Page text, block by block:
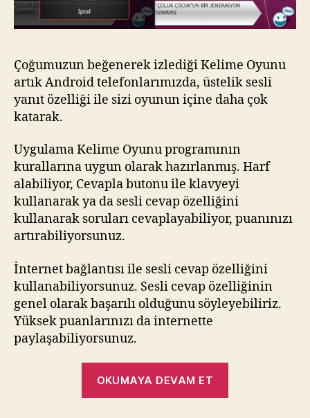
Çoğumuzun beğenerek izlediği Kelime Oyunu
artık Android telefonlarımızda, üstelik sesli
yanıt özelliği ile sizi oyunun içine daha çok
katarak.
Uygulama Kelime Oyunu programının
kurallarına uygun olarak hazırlanmış. Harf
alabiliyor, Cevapla butonu ile klavyeyi
kullanarak ya da sesli cevap özelliğini
kullanarak soruları cevaplayabiliyor, puanınızı
artırabiliyorsunuz.
İnternet bağlantısı ile sesli cevap özelliğini
kullanabiliyorsunuz. Sesli cevap özelliğinin
genel olarak başarılı olduğunu söyleyebiliriz.
Yüksek puanlarınızı da internette
paylaşabiliyorsunuz.
OKUMAYA DEVAM ET